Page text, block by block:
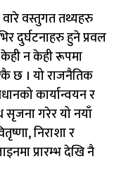
वस्तुगत तथ्यहरु
दुर्घटनाहरु हुने प्रवल
न केही रूपमा
छ । यो राजनैतिक
कार्यान्वयन र
गरेर यो नयाँ
निराशा र
प्रारम्भ देखि नै